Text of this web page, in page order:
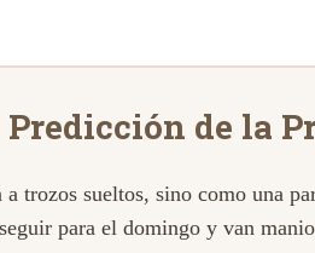
Predicción de la
trozos sueltos, sino como una
para el domingo y van